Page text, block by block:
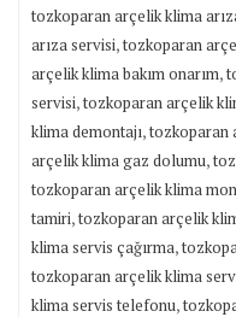
tozkoparan arçelik klima
arıza servisi,tozkoparan
arçelik klima bakım onarım,
servisi,tozkoparan arçelik
klima demontajı,tozkoparan
arçelik klima gaz dolumu,
tozkoparan arçelik klima
tamiri,tozkoparan arçelik
klima servis çağırma,
tozkoparan arçelik klima
klima servis telefonu,